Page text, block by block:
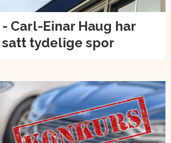
- Carl-Einar Haug har
satt tydelige spor